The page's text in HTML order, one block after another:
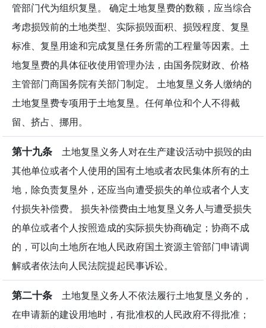
管部门代为组织复垦。 确定土地复垦费的数额，应当综合
考虑损毁前的土地类型、实际损毁面积、损毁程度、复垦
标准、复垦用途和完成复垦任务所需的工程量等因素。土
地复垦费的具体征收使用管理办法，由国务院财政、价格
主管部门商国务院有关部门制定。 土地复垦义务人缴纳的
土地复垦费专项用于土地复垦。任何单位和个人不得截
留、挤占、挪用。
第十九条 土地复垦义务人对在生产建设活动中损毁的由
其他单位或者个人使用的国有土地或者农民集体所有的土
地，除负责复垦外，还应当向遭受损失的单位或者个人支
付损失补偿费。 损失补偿费由土地复垦义务人与遭受损失
的单位或者个人按照造成的实际损失协商确定；协商不成
的，可以向土地所在地人民政府国土资源主管部门申请调
解或者依法向人民法院提起民事诉讼。
第二十条 土地复垦义务人不依法履行土地复垦义务的，
在申请新的建设用地时，有批准权的人民政府不得批准；